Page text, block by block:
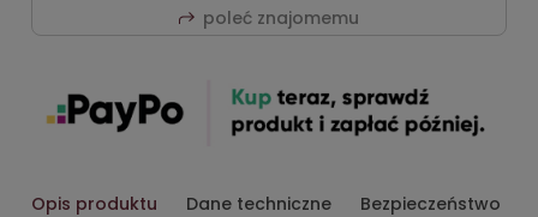
poleć znajomemu
Opis produktu Dane techniczne Bezpieczeństwo